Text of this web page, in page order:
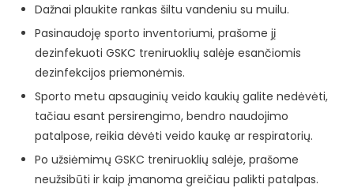
Dažnai plaukite rankas šiltu vandeniu su muilu.
Pasinaudoję sporto inventoriumi, prašome jį
dezinfekuoti GSKC treniruoklių salėje esančiomis
dezinfekcijos priemonėmis.
Sporto metu apsauginių veido kaukių galite nedėvėti,
tačiau esant persirengimo, bendro naudojimo
patalpose, reikia dėvėti veido kaukę ar respiratorių.
Po užsiėmimų GSKC treniruoklių salėje, prašome
neužsibūti ir kaip įmanoma greičiau palikti patalpas.